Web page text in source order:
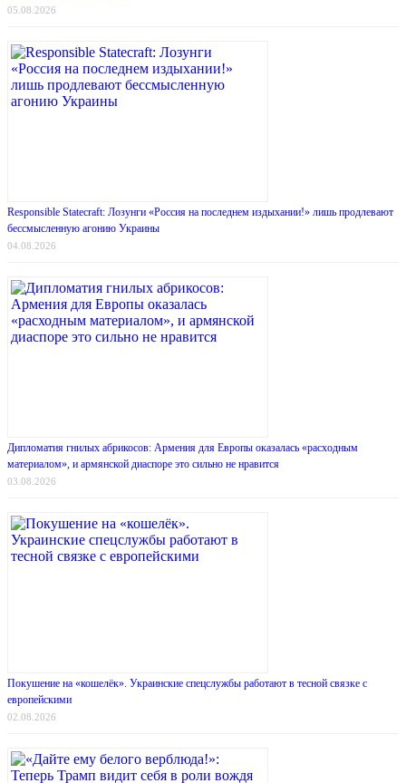
05.08.2026
Responsible Statecraft: Лозунги «Россия на последнем издыхании!» лишь продлевают
бессмысленную агонию Украины
04.08.2026
Дипломатия гнилых абрикосов: Армения для Европы оказалась «расходным
материалом», и армянской диаспоре это сильно не нравится
03.08.2026
Покушение на «кошелёк». Украинские спецслужбы работают в тесной связке с
европейскими
02.08.2026